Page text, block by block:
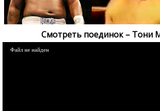
Смотреть поединок – Тони
Файл не найден